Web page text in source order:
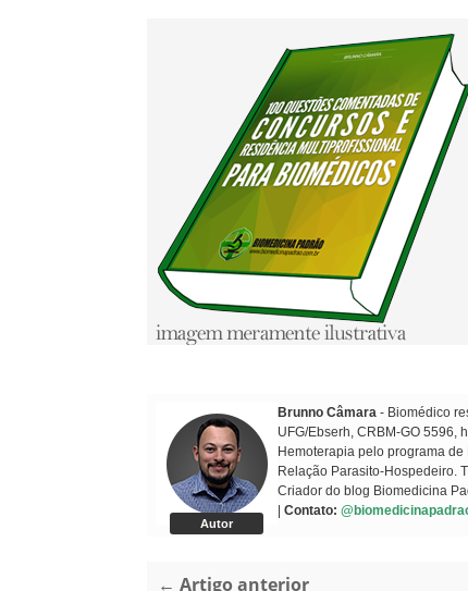
Autor
Brunno Câmara- Biomédico
UFG/Ebserh, CRBM-GO 5596,
Hemoterapia pelo programa
Relação Parasito-Hospedeiro.
Criador do blog Biomedicina
Contato:
← Artigo anterior